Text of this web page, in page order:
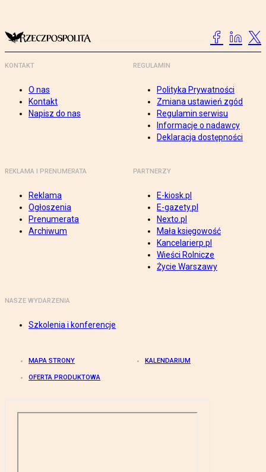
KONTAKT
O nas
Kontakt
Napisz do nas
REGULAMIN
Polityka Prywatności
Zmiana ustawień zgód
Regulamin serwisu
Informacje o nadawcy
Deklaracja dostępności
REKLAMA I PRENUMERATA
Reklama
Ogłoszenia
Prenumerata
Archiwum
PARTNERZY
E-kiosk.pl
E-gazety.pl
Nexto.pl
Mała księgowość
Kancelarierp.pl
Wieści Rolnicze
Życie Warszawy
NASZE WYDARZENIA
Szkolenia i konferencje
MAPA STRONY KALENDARIUM
OFERTA PRODUKTOWA